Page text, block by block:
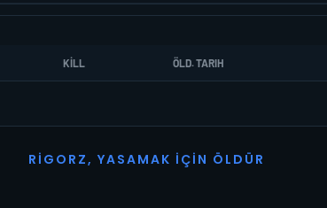
KILL ÖLD. TARIH
R I G O R Z, YASAMAK İ ÇI N Ö L D Ü R